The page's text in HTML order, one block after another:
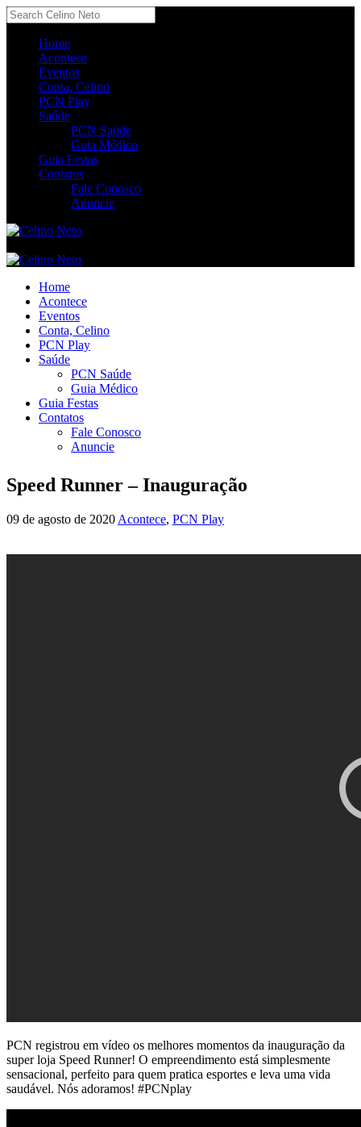
Home
Acontece
Eventos
Conta, Celino
PCN Play
Saúde
PCN Saúde
Guia Médico
Guia Festas
Contatos
Fale Conosco
Anuncie
Home
Acontece
Eventos
Conta, Celino
PCN Play
Saúde
PCN Saúde
Guia Médico
Guia Festas
Contatos
Fale Conosco
Anuncie
Speed Runner – Inauguração
09 de agosto de 2020 Acontece, PCN Play
PCN registrou em vídeo os melhores momentos da inauguração da
super loja Speed Runner! O empreendimento está simplesmente
sensacional, perfeito para quem pratica esportes e leva uma vida
saudável. Nós adoramos! #PCNplay